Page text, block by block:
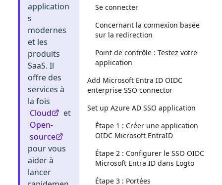
application
s
modernes
et les
produits
SaaS. Il
offre des
services à
la fois
Cloud
et
Open-
source
pour vous
aider à
lancer
Se connecter
Concernant la connexion basée
sur la redirection
Point de contrôle : Testez votre
application
Add Microsoft Entra ID OIDC
enterprise SSO connector
Set up Azure AD SSO application
Étape 1 : Créer une application
OIDC Microsoft EntraID
Étape 2 : Configurer le SSO OIDC
Microsoft Entra ID dans Logto
Étape 3 : Portées